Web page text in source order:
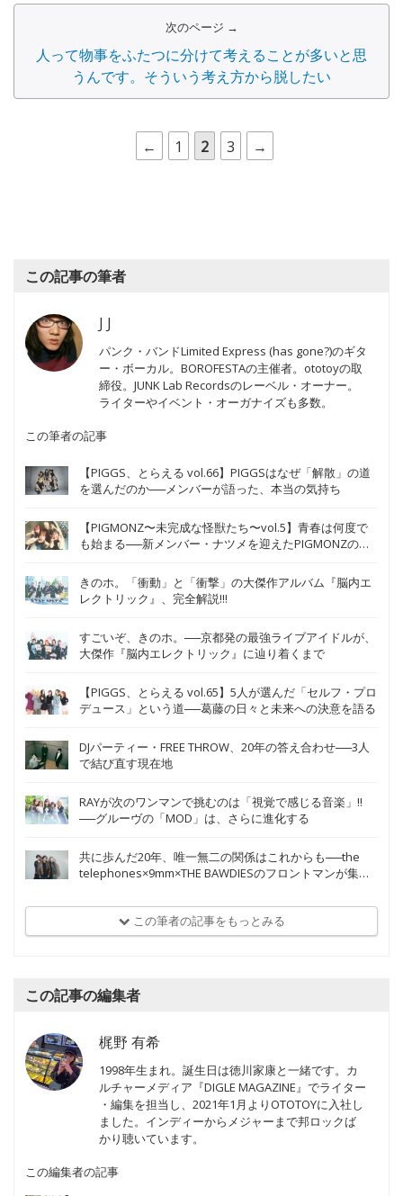
次のページ →
人って物事をふたつに分けて考えることが多いと思
うんです。そういう考え方から脱したい
← 1 2 3 →
この記事の筆者
J J
パンク・バンドLimited Express (has gone?)のギタ
ー・ボーカル。BOROFESTAの主催者。ototoyの取
締役。JUNK Lab Recordsのレーベル・オーナー。
ライターやイベント・オーガナイズも多数。
この筆者の記事
【PIGGS、とらえる vol.66】PIGGSはなぜ「解散」の道
を選んだのか──メンバーが語った、本当の気持ち
【PIGMONZ〜未完成な怪獣たち〜vol.5】青春は何度で
も始まる──新メンバー・ナツメを迎えたPIGMONZの新
きのホ。「衝動」と「衝撃」の大傑作アルバム『脳内エ
レクトリック』、完全解説!!!
すごいぞ、きのホ。──京都発の最強ライブアイドルが、
大傑作『脳内エレクトリック』に辿り着くまで
【PIGGS、とらえる vol.65】5人が選んだ「セルフ・プロ
デュース」という道──葛藤の日々と未来への決意を語る
DJパーティー・FREE THROW、20年の答え合わせ──3人
で結び直す現在地
RAYが次のワンマンで挑むのは「視覚で感じる音楽」!!
──グルーヴの「MOD」は、さらに進化する
共に歩んだ20年、唯一無二の関係はこれからも──the
telephones×9mm×THE BAWDIESのフロントマンが集う
この筆者の記事をもっとみる
この記事の編集者
梶野 有希
1998年生まれ。誕生日は徳川家康と一緒です。カ
ルチャーメディア『DIGLE MAGAZINE』でライター
・編集を担当し、2021年1月よりOTOTOYに入社し
ました。インディーからメジャーまで邦ロックば
かり聴いています。
この編集者の記事